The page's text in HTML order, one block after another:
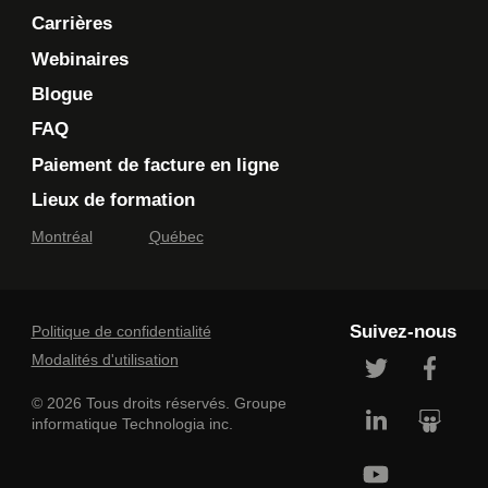
Carrières
Webinaires
Blogue
FAQ
Paiement de facture en ligne
Lieux de formation
Montréal Québec
Politique de confidentialité
Modalités d'utilisation
© 2026 Tous droits réservés. Groupe
informatique Technologia inc.
Suivez-nous